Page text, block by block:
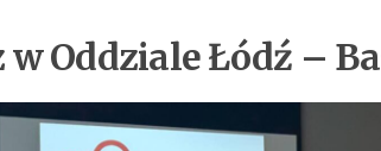
w Oddziale Łódź –